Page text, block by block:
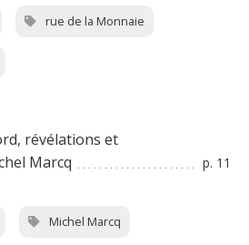
rue de la Monnaie
révélations et
Marcq
p. 11
Michel Marcq